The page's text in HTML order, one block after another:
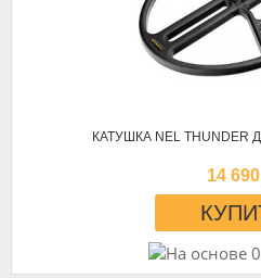
КАТУШКА NEL THUNDER
14